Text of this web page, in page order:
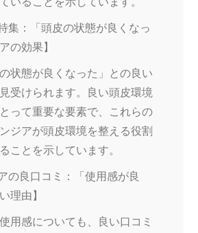
集：「頭皮の状態が良くなっ
の効果】
状態が良くなった」との良い
受けられます。良い頭皮環境
って重要な要素で、これらの
ジアが頭皮環境を整える役割
ことを示しています。
の良口コミ：「使用感が良
理由】
用感についても、良い口コミ